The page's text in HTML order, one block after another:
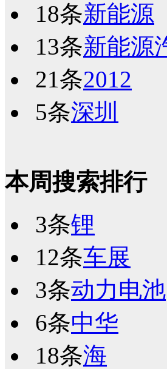
18条新能源
13条新能源
21条2012
5条深圳
本周搜索排行
3条锂
12条车展
3条动力电池
6条中华
18条海